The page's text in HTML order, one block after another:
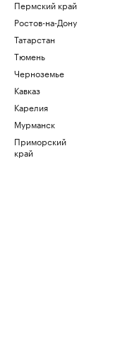
Пермский край
Ростов-на-Дону
Татарстан
Тюмень
Черноземье
Кавказ
Карелия
Мурманск
Приморский
край